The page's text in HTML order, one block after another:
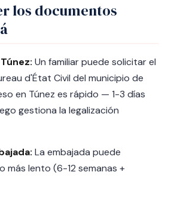
los documentos
Un familiar puede solicitar el
d'État Civil del municipio de
en Túnez es rápido — 1-3 días
gestiona la legalización
La embajada puede
más lento (6-12 semanas +